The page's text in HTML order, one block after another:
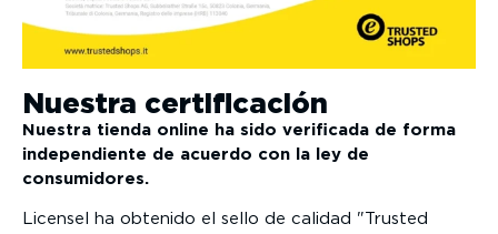
Nuestra certificación
Nuestra tienda online ha sido verificada de forma
independiente de acuerdo con la ley de
consumidores.
Licensel ha obtenido el sello de calidad "Trusted